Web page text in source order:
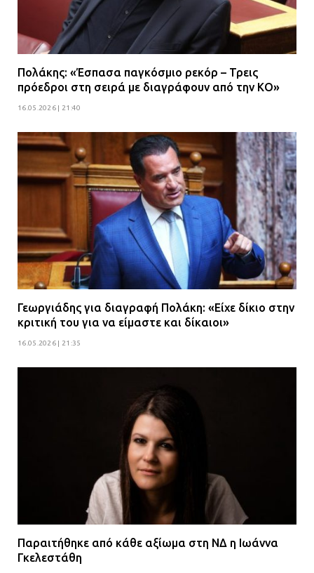
Πολάκης: «Έσπασα παγκόσμιο ρεκόρ – Τρεις
πρόεδροι στη σειρά με διαγράφουν από την ΚΟ»
16.05.2026 | 21:40
Γεωργιάδης για διαγραφή Πολάκη: «Είχε δίκιο στην
κριτική του για να είμαστε και δίκαιοι»
16.05.2026 | 21:35
Παραιτήθηκε από κάθε αξίωμα στη ΝΔ η Ιωάννα
Γκελεστάθη